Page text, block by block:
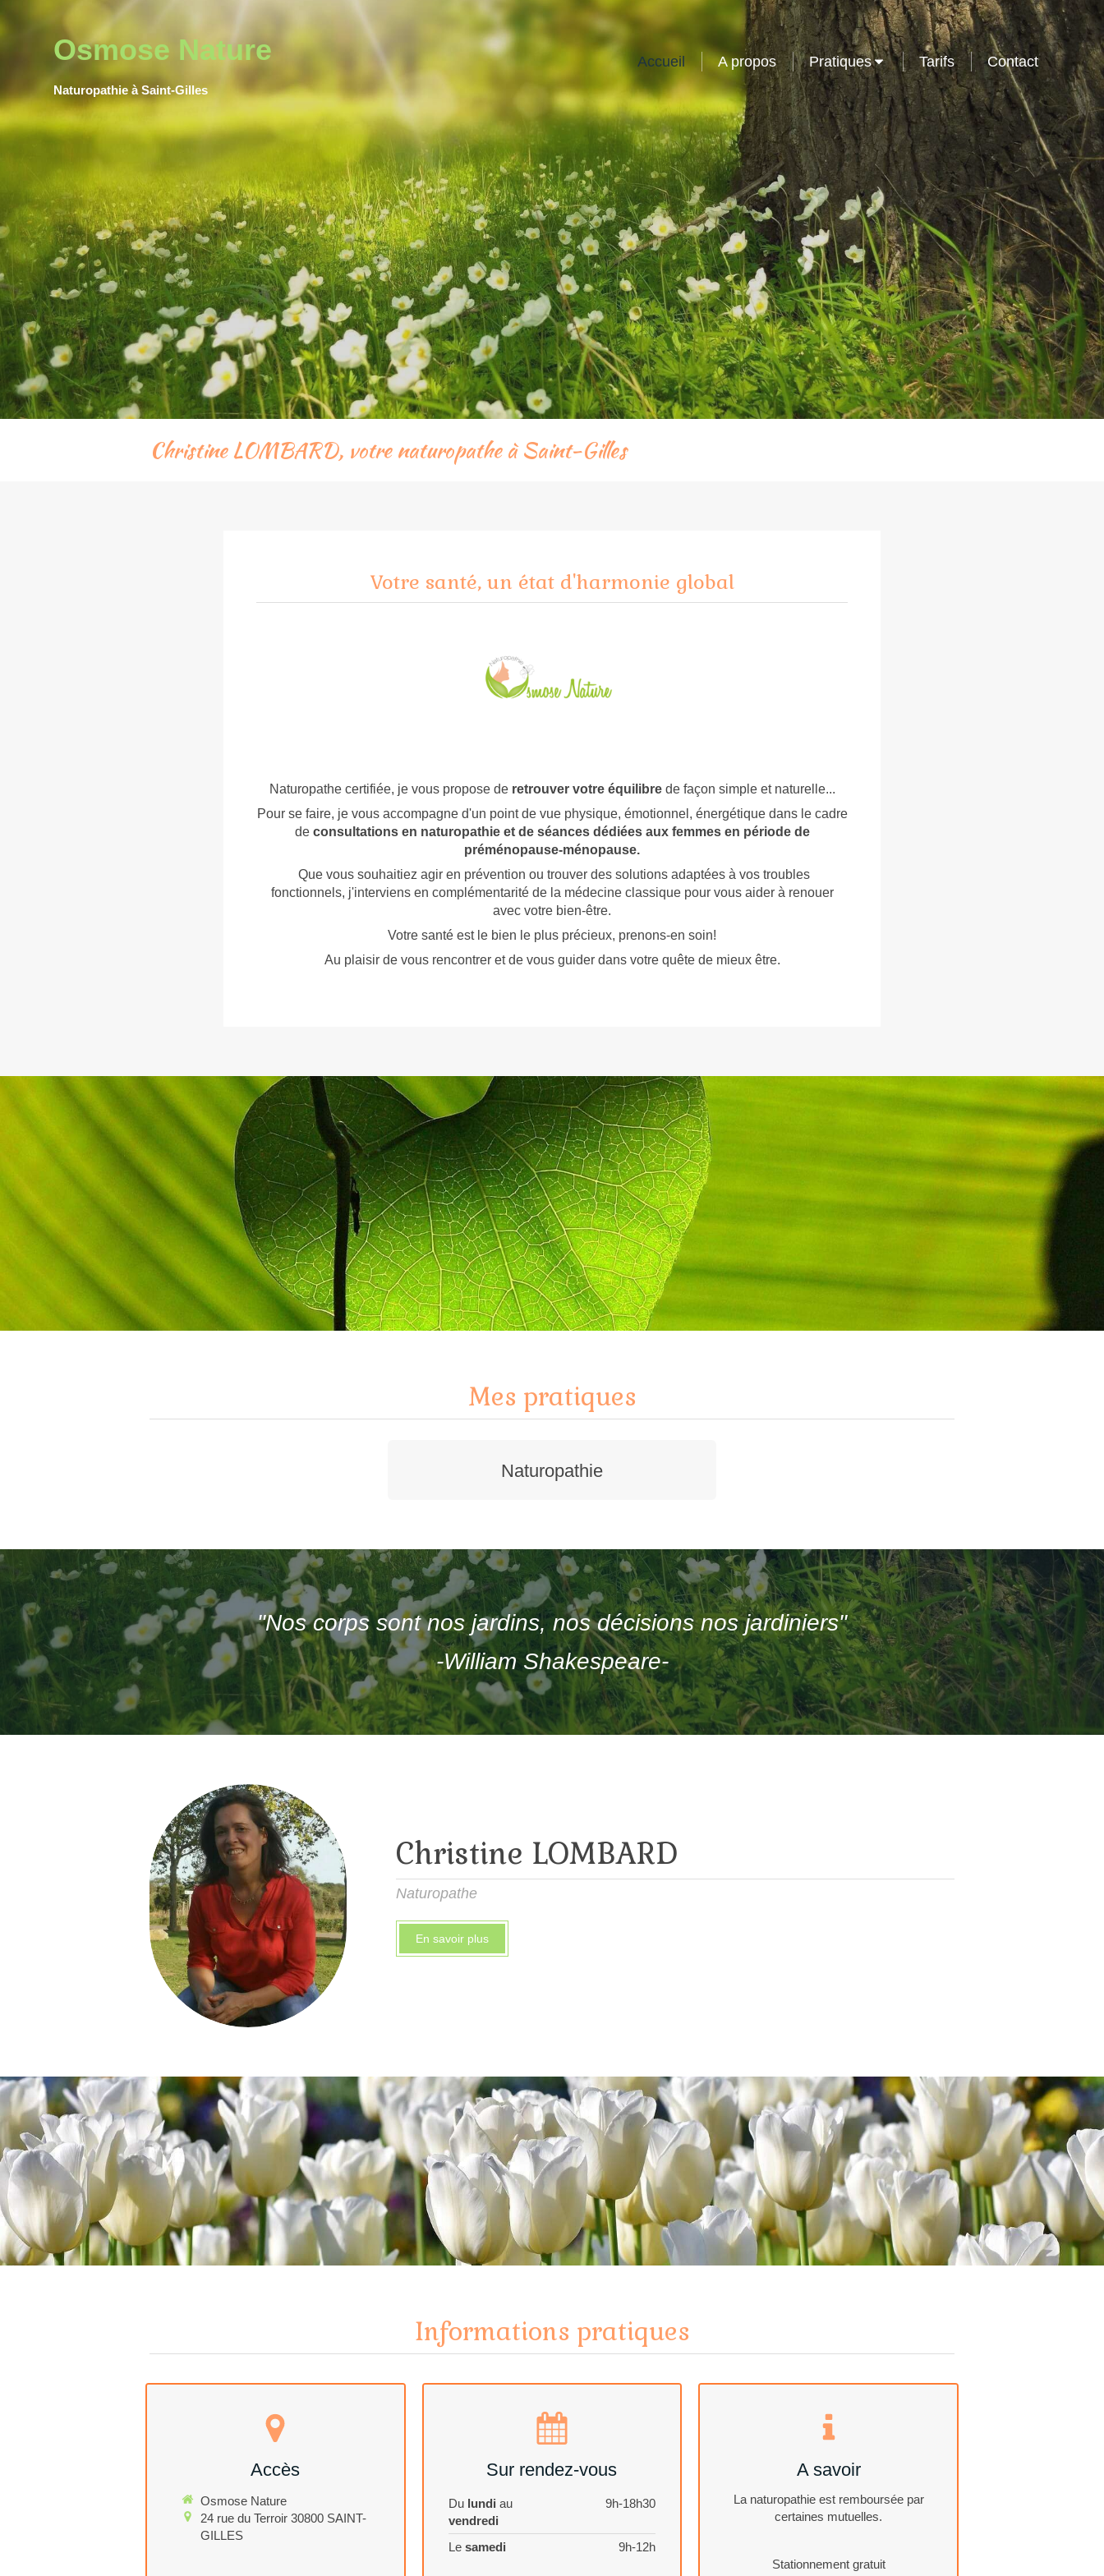
Accueil A propos Pratiques Tarifs Contact
Osmose Nature
Naturopathie à Saint-Gilles
Christine LOMBARD, votre naturopathe à Saint-Gilles
Votre santé, un état d'harmonie global
Naturopathe certifiée, je vous propose de retrouver votre équilibrede façon simple et naturelle...
Pour se faire, je vous accompagne d'un point de vue physique, émotionnel, énergétique dans le cadre
de consultations en naturopathie et de séances dédiées aux femmes en période de
préménopause-ménopause.
Que vous souhaitiez agir en prévention ou trouver des solutions adaptées à vos troubles
fonctionnels, j'interviens en complémentarité de la médecine classique pour vous aider à renouer
avec votre bien-être.
Votre santé est le bien le plus précieux, prenons-en soin!
Au plaisir de vous rencontrer et de vous guider dans votre quête de mieux être.
Mes pratiques
Naturopathie
"Nos corps sont nos jardins, nos décisions nos jardiniers"
-William Shakespeare-
Christine LOMBARD
Naturopathe
En savoir plus
Informations pratiques
Accès
Osmose Nature
24 rue du Terroir 30800 SAINT-
GILLES
Sur rendez-vous
Du lundi au
vendredi
9h-18h30
Le samedi 9h-12h
A savoir
La naturopathie est remboursée par
certaines mutuelles.
Stationnement gratuit